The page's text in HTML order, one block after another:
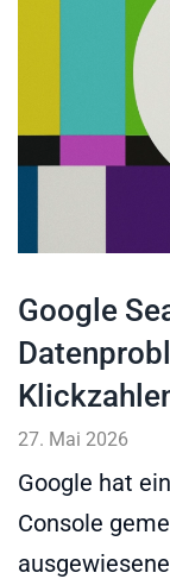
Google
27. Mai 2026
Google hat
Console